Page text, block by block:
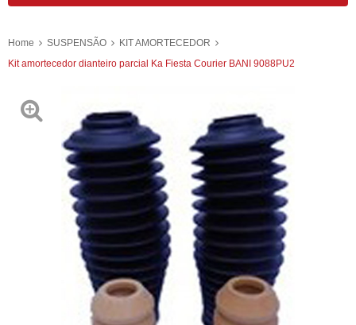
Home SUSPENSÃO
KIT AMORTECEDOR
Kit amortecedor dianteiro parcial Ka Fiesta Courier BANI 9088PU2